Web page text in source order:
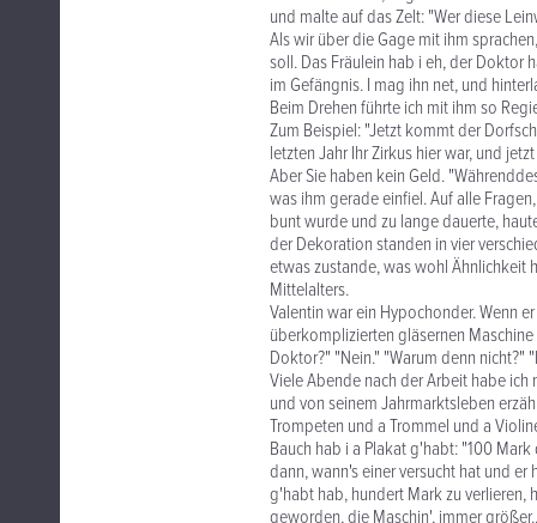
und malte auf das Zelt: "Wer diese
Als wir über die Gage mit ihm
soll. Das Fräulein hab i eh, der Doktor
im Gefängnis. I mag ihn net, und
Beim Drehen führte ich mit ihm so
Zum Beispiel: "Jetzt kommt der
letzten Jahr Ihr Zirkus hier war, und
Aber Sie haben kein Geld.
was ihm gerade einfiel. Auf alle
bunt wurde und zu lange dauerte,
der Dekoration standen in vier
etwas zustande, was wohl Ähnlichkeit
Mittelalters.
Valentin war ein Hypochonder. Wenn
überkomplizierten gläsernen
Doktor?" "Nein." "Warum denn
Viele Abende nach der Arbeit habe
und von seinem Jahrmarktsleben
Trompeten und a Trommel und a
Bauch hab i a Plakat g'habt: "100
dann, wann's einer versucht hat und
g'habt hab, hundert Mark zu verlieren,
geworden, die Maschin', immer